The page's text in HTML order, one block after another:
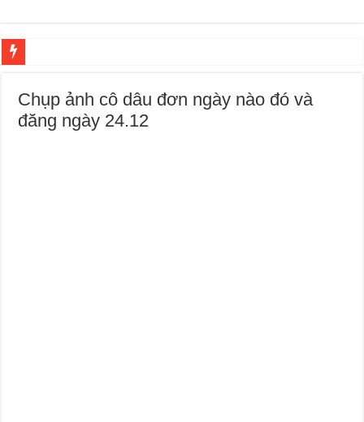
Chụp ảnh cô dâu đơn ngày nào đó và
đăng ngày 24.12